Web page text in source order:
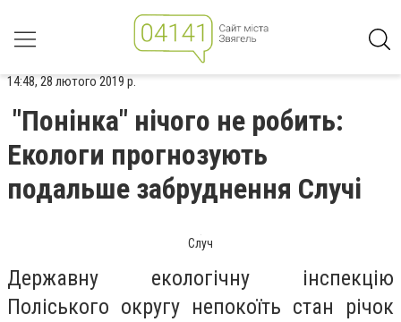
14:48, 28 лютого 2019 р.
"Понінка" нічого не робить:
Екологи прогнозують
подальше забруднення Случі
Случ
Державну екологічну інспекцію
Поліського округу непокоїть стан річок